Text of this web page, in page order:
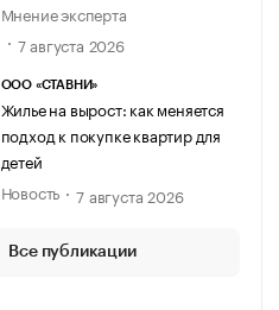
Мнение эксперта
7 августа 2026
ООО «СТАВНИ»
Жилье на вырост: как меняется
подход к покупке квартир для
детей
Новость
7 августа 2026
Все публикации